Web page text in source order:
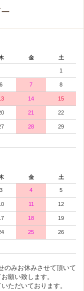
金 土
1
6 7 8
14 15
21 22
28 29
金 土
3 4 5
11 12
18 19
25 26
のみお休みさせて頂いて
願い致します。
ただいております。